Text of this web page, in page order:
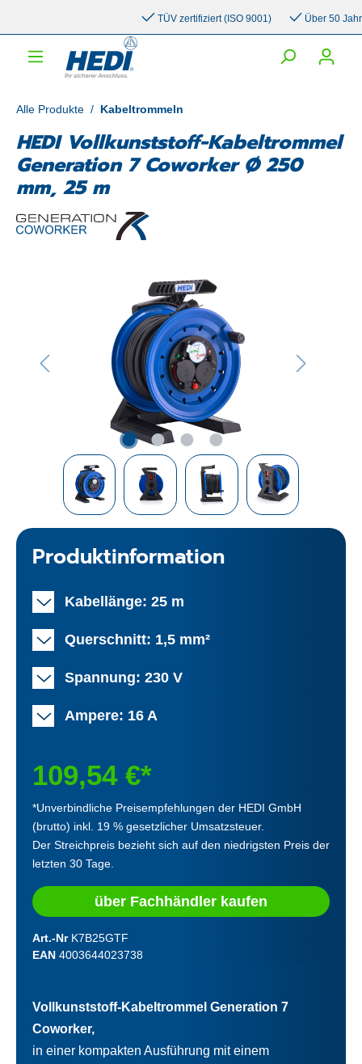
TÜV zertifiziert (ISO 9001) Über 50 Jahre
Alle Produkte / Kabeltrommeln
HEDI Vollkunststoff-Kabeltrommel
Generation 7 Coworker Ø 250
mm, 25 m
Produktinformation
Kabellänge: 25 m
Querschnitt: 1,5 mm²
Spannung: 230 V
Ampere: 16 A
109,54 €*
*Unverbindliche Preisempfehlungen der HEDI GmbH
(brutto) inkl. 19 % gesetzlicher Umsatzsteuer.
Der Streichpreis bezieht sich auf den niedrigsten Preis der
letzten 30 Tage.
über Fachhändler kaufen
Art.-Nr K7B25GTF
EAN 4003644023738
Vollkunststoff-Kabeltrommel Generation 7
Coworker,
in einer kompakten Ausführung mit einem